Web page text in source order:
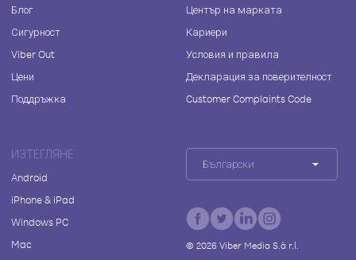
Блог
Сигурност
Viber Out
Цени
Поддръжка
Център на марката
Кариери
Условия и правила
Декларация за поверителност
Customer Complaints Code
ИЗТЕГЛЯНЕ
Android
iPhone & iPad
Windows PC
Mac
Български
© 2026Viber Media S.à r.l.